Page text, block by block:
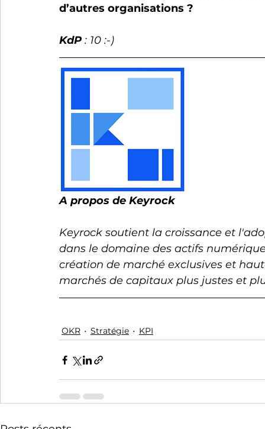
d’autres organisations ?
KdP : 10 :-)
A propos de Keyrock
Keyrock soutient la croissance et
dans le domaine des actifs
création de marché exclusives et
marchés de capitaux plus justes et
OKR Stratégie KPI